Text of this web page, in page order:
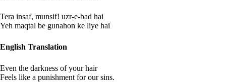
Tera insaf, munsif! uzr-e-bad hai
Yeh maqtal be gunahon ke liye hai
English Translation
Even the darkness of your hair
Feels like a punishment for our sins.